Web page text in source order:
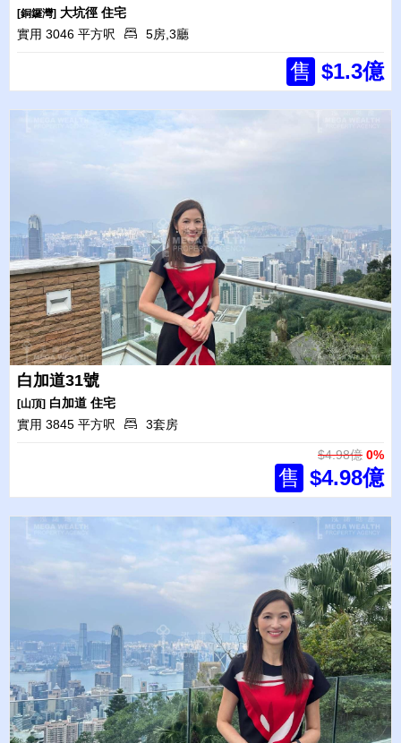
[銅鑼灣] 大坑徑 住宅
實用 3046 平方呎
5房,3廳
售 $1.3億
白加道31號
[山頂] 白加道 住宅
實用 3845 平方呎
3套房
$4.98億 0%
售 $4.98億